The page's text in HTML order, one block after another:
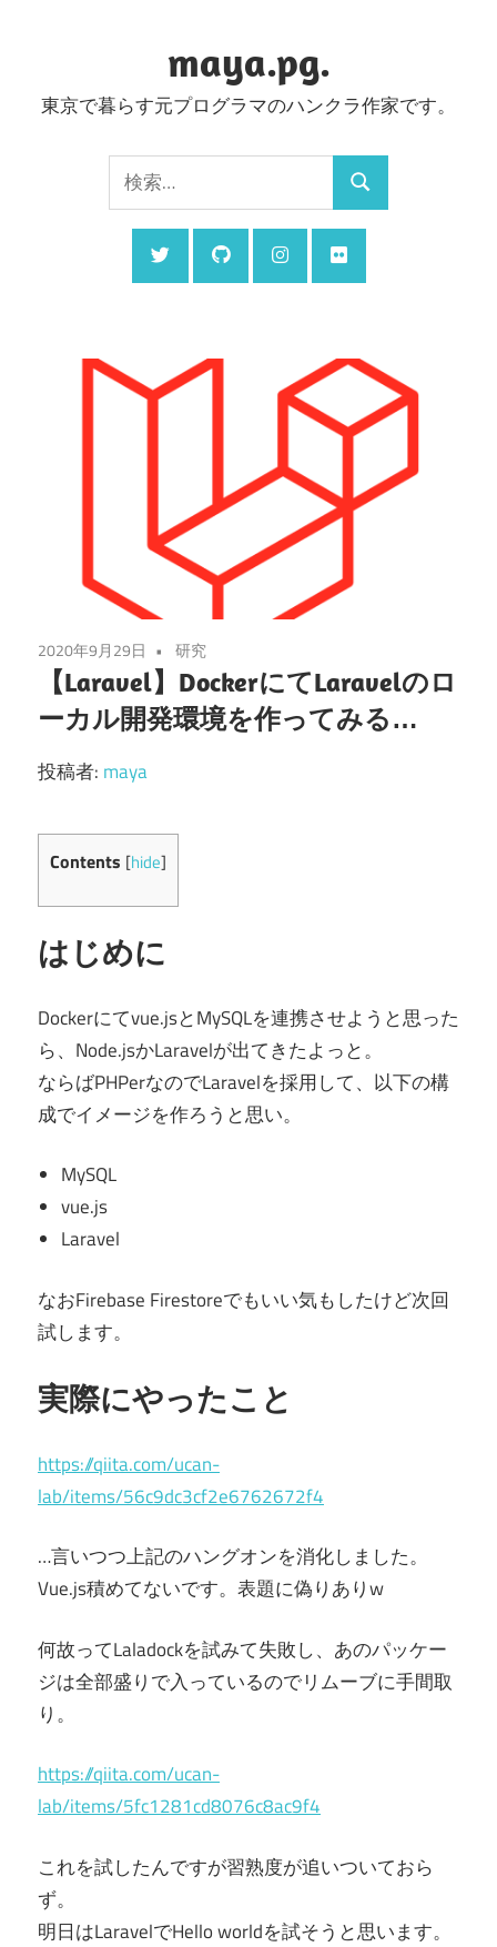
ン
maya.pg.
東京で暮らす元プログラマのハンクラ作家です。
索:
検
索
2020年9月29日 研究
【Laravel】DockerにてLaravelのロ
ーカル開発環境を作ってみる…
投稿者: maya
Contents [hide]
はじめに
Dockerにてvue.jsとMySQLを連携させようと思った
ら、Node.jsかLaravelが出てきたよっと。
ならばPHPerなのでLaravelを採用して、以下の構
成でイメージを作ろうと思い。
MySQL
vue.js
Laravel
なおFirebase Firestoreでもいい気もしたけど次回
試します。
実際にやったこと
https://qiita.com/ucan-
lab/items/56c9dc3cf2e6762672f4
…言いつつ上記のハングオンを消化しました。
Vue.js積めてないです。表題に偽りありw
何故ってLaladockを試みて失敗し、あのパッケー
ジは全部盛りで入っているのでリムーブに手間取
り。
https://qiita.com/ucan-
lab/items/5fc1281cd8076c8ac9f4
これを試したんですが習熟度が追いついておら
ず。
明日はLaravelでHello worldを試そうと思います。